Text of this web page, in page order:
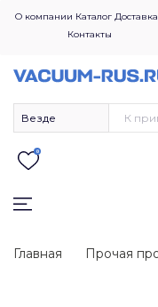
О компании Каталог
Контакты
0
Главная Прочая